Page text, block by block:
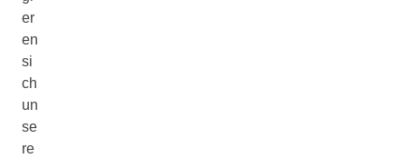
er
en
si
ch
un
se
re